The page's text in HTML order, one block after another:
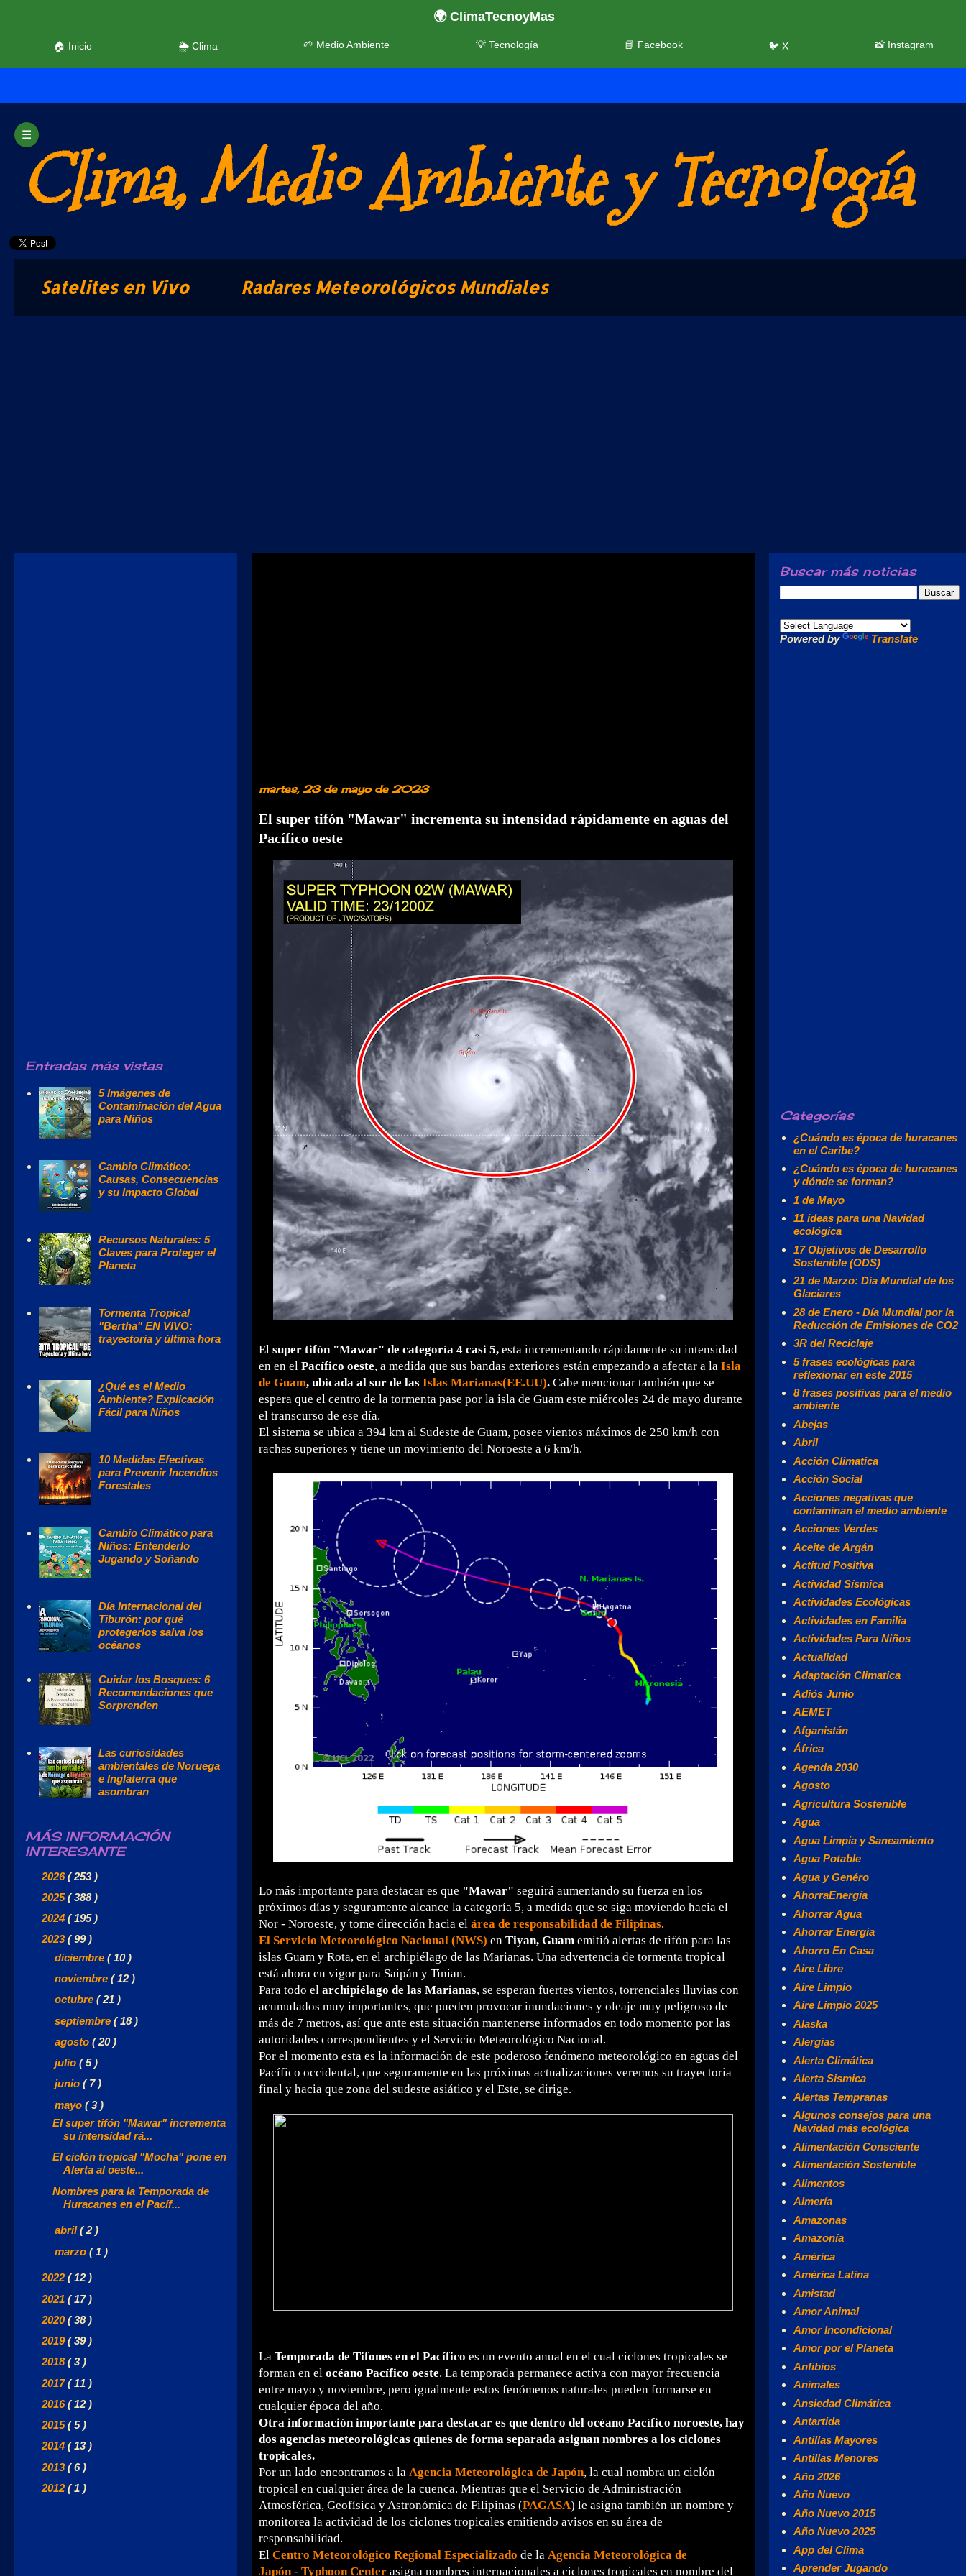
☰Clima, Medio Ambiente y Tecnología
🌍 ClimaTecnoyMas
🏠 Inicio 🌦️ Clima 🌱 Medio Ambiente 💡 Tecnología 📘 Facebook 🐦 X 📸 Instagram
Satelites en Vivo Radares Meteorológicos Mundiales
martes, 23 de mayo de 2023
El super tifón "Mawar" incrementa su intensidad rápidamente en aguas del
Pacífico oeste
El super tifón "Mawar" de categoría 4 casi 5, esta incrementando rápidamente su intensidad
en en el Pacífico oeste, a medida que sus bandas exteriores están empezando a afectar a la Isla
de Guam, ubicada al sur de las Islas Marianas(EE.UU). Cabe mencionar también que se
espera que el centro de la tormenta pase por la isla de Guam este miércoles 24 de mayo durante
el transcurso de ese día.
El sistema se ubica a 394 km al Sudeste de Guam, posee vientos máximos de 250 km/h con
rachas superiores y tiene un movimiento del Noroeste a 6 km/h.
Lo más importante para destacar es que "Mawar" seguirá aumentando su fuerza en los
próximos días y seguramente alcance la categoría 5, a medida que se siga moviendo hacia el
Nor - Noroeste, y tome dirección hacia el área de responsabilidad de Filipinas.
El Servicio Meteorológico Nacional (NWS) en Tiyan, Guam emitió alertas de tifón para las
islas Guam y Rota, en el archipiélago de las Marianas. Una advertencia de tormenta tropical
está ahora en vigor para Saipán y Tinian.
Para todo el archipiélago de las Marianas, se esperan fuertes vientos, torrenciales lluvias con
acumulados muy importantes, que pueden provocar inundaciones y oleaje muy peligroso de
más de 7 metros, así que ante esta situación mantenerse informados en todo momento por las
autoridades correspondientes y el Servicio Meteorológico Nacional.
Por el momento esta es la información de este poderoso fenómeno meteorológico en aguas del
Pacífico occidental, que seguramente en las próximas actualizaciones veremos su trayectoria
final y hacia que zona del sudeste asiático y el Este, se dirige.
La Temporada de Tifones en el Pacífico es un evento anual en el cual ciclones tropicales se
forman en el océano Pacífico oeste. La temporada permanece activa con mayor frecuencia
entre mayo y noviembre, pero igualmente estos fenómenos naturales pueden formarse en
cualquier época del año.
Otra información importante para destacar es que dentro del océano Pacífico noroeste, hay
dos agencias meteorológicas quienes de forma separada asignan nombres a los ciclones
tropicales.
Por un lado encontramos a la Agencia Meteorológica de Japón, la cual nombra un ciclón
tropical en cualquier área de la cuenca. Mientras que el Servicio de Administración
Atmosférica, Geofísica y Astronómica de Filipinas (PAGASA) le asigna también un nombre y
monitorea la actividad de los ciclones tropicales emitiendo avisos en su área de
responsabilidad.
El Centro Meteorológico Regional Especializado de la Agencia Meteorológica de
Japón- Typhoon Center asigna nombres internacionales a ciclones tropicales en nombre del
Entradas más vistas
5 Imágenes de
Contaminación del Agua
para Niños
Cambio Climático:
Causas, Consecuencias
y su Impacto Global
Recursos Naturales: 5
Claves para Proteger el
Planeta
Tormenta Tropical
"Bertha" EN VIVO:
trayectoria y última hora
¿Qué es el Medio
Ambiente? Explicación
Fácil para Niños
10 Medidas Efectivas
para Prevenir Incendios
Forestales
Cambio Climático para
Niños: Entenderlo
Jugando y Soñando
Día Internacional del
Tiburón: por qué
protegerlos salva los
océanos
Cuidar los Bosques: 6
Recomendaciones que
Sorprenden
Las curiosidades
ambientales de Noruega
e Inglaterra que
asombran
MÁS INFORMACIÓN
INTERESANTE
2026( 253 )
2025( 388 )
2024 ( 195 )
2023( 99 )
diciembre ( 10 )
noviembre ( 12 )
octubre ( 21 )
septiembre ( 18 )
agosto ( 20 )
julio ( 5 )
junio ( 7 )
mayo ( 3 )
El super tifón "Mawar" incrementa
su intensidad rá...
El ciclón tropical "Mocha" pone en
Alerta al oeste...
Nombres para la Temporada de
Huracanes en el Pacíf...
abril( 2 )
marzo ( 1 )
2022( 12 )
2021 ( 17 )
2020( 38 )
2019( 39 )
2018( 3 )
2017( 11 )
2016( 12 )
2015( 5 )
2014 ( 13 )
2013( 6 )
2012( 1 )
Buscar más noticias
Powered by Translate
Categorías
¿Cuándo es época de huracanes
en el Caribe?
¿Cuándo es época de huracanes
y dónde se forman?
1 de Mayo
11 ideas para una Navidad
ecológica
17 Objetivos de Desarrollo
Sostenible (ODS)
21 de Marzo: Día Mundial de los
Glaciares
28 de Enero - Día Mundial por la
Reducción de Emisiones de CO2
3R del Reciclaje
5 frases ecológicas para
reflexionar en este 2015
8 frases positivas para el medio
ambiente
Abejas
Abril
Acción Climatica
Acción Social
Acciones negativas que
contaminan el medio ambiente
Acciones Verdes
Aceite de Argán
Actitud Positiva
Actividad Sísmica
Actividades Ecológicas
Actividades en Familia
Actividades Para Niños
Actualidad
Adaptación Climatica
Adiós Junio
AEMET
Afganistán
África
Agenda 2030
Agosto
Agricultura Sostenible
Agua
Agua Limpia y Saneamiento
Agua Potable
Agua y Genéro
AhorraEnergía
Ahorrar Agua
Ahorrar Energía
Ahorro En Casa
Aire Libre
Aire Limpio
Aire Limpio 2025
Alaska
Alergias
Alerta Climática
Alerta Sismica
Alertas Tempranas
Algunos consejos para una
Navidad más ecológica
Alimentación Consciente
Alimentación Sostenible
Alimentos
Almería
Amazonas
Amazonía
América
América Latina
Amistad
Amor Animal
Amor Incondicional
Amor por el Planeta
Anfibios
Animales
Ansiedad Climática
Antartida
Antillas Mayores
Antillas Menores
Año 2026
Año Nuevo
Año Nuevo 2015
Año Nuevo 2025
App del Clima
Aprender Jugando